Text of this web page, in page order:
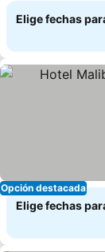
Elige fechas
Opción destacada
Elige fechas